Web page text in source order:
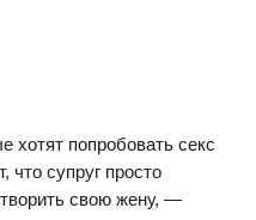
попробовать секс
что супруг просто
свою жену, —